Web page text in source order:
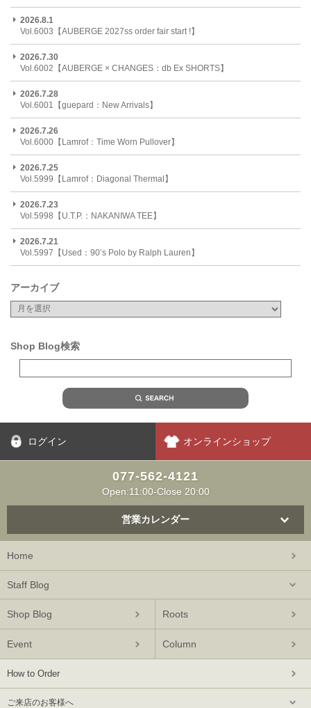
2026.8.1
Vol.6003【AUBERGE 2027ss order fair start !】
2026.7.30
Vol.6002【AUBERGE × CHANGES：db Ex SHORTS】
2026.7.28
Vol.6001【guepard：New Arrivals】
2026.7.26
Vol.6000【Lamrof：Time Worn Pullover】
2026.7.25
Vol.5999【Lamrof：Diagonal Thermal】
2026.7.23
Vol.5998【U.T.P.：NAKANIWA TEE】
2026.7.21
Vol.5997【Used：90’s Polo by Ralph Lauren】
アーカイブ
Shop Blog検索
ログイン オンラインショップ
077-562-4121
Open:11:00-Close 20:00
営業カレンダー
Home
Staff Blog
Shop Blog Roots
Event Column
How to Order
ご来店のお客様へ